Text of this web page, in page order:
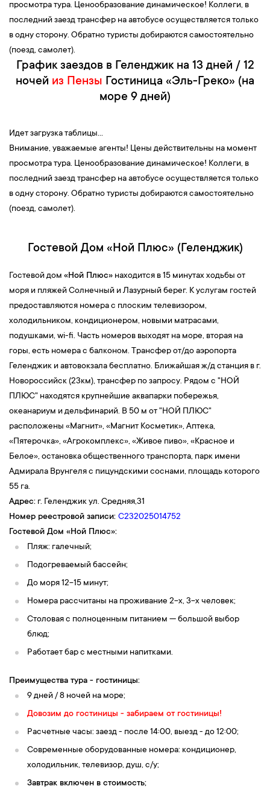
просмотра тура. Ценообразование динамическое! Коллеги, в
последний заезд трансфер на автобусе осуществляется только
в одну сторону. Обратно туристы добираются самостоятельно
(поезд, самолет).
График заездов в Геленджик на 13 дней / 12
ночей из Пензы Гостиница «Эль-Греко» (на
море 9 дней)
Идет загрузка таблицы...
Внимание, уважаемые агенты! Цены действительны на момент
просмотра тура. Ценообразование динамическое! Коллеги, в
последний заезд трансфер на автобусе осуществляется только
в одну сторону. Обратно туристы добираются самостоятельно
(поезд, самолет).
Гостевой Дом «Ной Плюс» (Геленджик)
Гостевой дом «Ной Плюс» находится в 15 минутах ходьбы от
моря и пляжей Солнечный и Лазурный берег. К услугам гостей
предоставляются номера с плоским телевизором,
холодильником, кондиционером, новыми матрасами,
подушками, wi-fi. Часть номеров выходят на море, вторая на
горы, есть номера с балконом. Трансфер от/до аэропорта
Геленджик и автовокзала бесплатно. Ближайшая ж/д станция в г.
Новороссийск (23км), трансфер по запросу. Рядом с "НОЙ
ПЛЮС" находятся крупнейшие аквапарки побережья,
океанариум и дельфинарий. В 50 м от "НОЙ ПЛЮС"
расположены «Магнит», «Магнит Косметик», Аптека,
«Пятерочка», «Агрокомплекс», «Живое пиво», «Красное и
Белое», остановка общественного транспорта, парк имени
Адмирала Врунгеля с пицундскими соснами, площадь которого
55 га.
Адрес: г. Геленджик ул. Средняя,31
Номер реестровой записи: С232025014752
Гостевой Дом «Ной Плюс»:
Пляж: галечный;
Подогреваемый бассейн;
До моря 12-15 минут;
Номера рассчитаны на проживание 2-х, 3-х человек;
Столовая с полноценным питанием — большой выбор
блюд;
Работает бар с местными напитками.
Преимущества тура - гостиницы:
9 дней / 8 ночей на море;
Довозим до гостиницы - забираем от гостиницы!
Расчетные часы: заезд - после 14:00, выезд - до 12:00;
Современные оборудованные номера: кондиционер,
холодильник, телевизор, душ, с/у;
Завтрак включен в стоимость;